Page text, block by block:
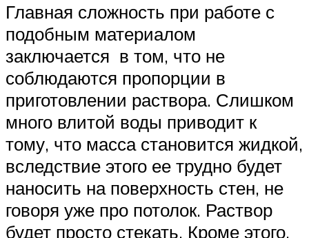
Главная сложность при работе с
подобным материалом
заключается в том, что не
соблюдаются пропорции в
приготовлении раствора. Слишком
много влитой воды приводит к
тому, что масса становится жидкой,
вследствие этого ее трудно будет
наносить на поверхность стен, не
говоря уже про потолок. Раствор
будет просто стекать. Кроме этого,